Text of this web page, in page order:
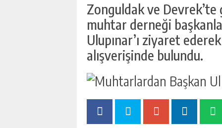
Zonguldak ve
muhtar derneği
Ulupınar’ı ziyaret
alışverişinde bulundu.